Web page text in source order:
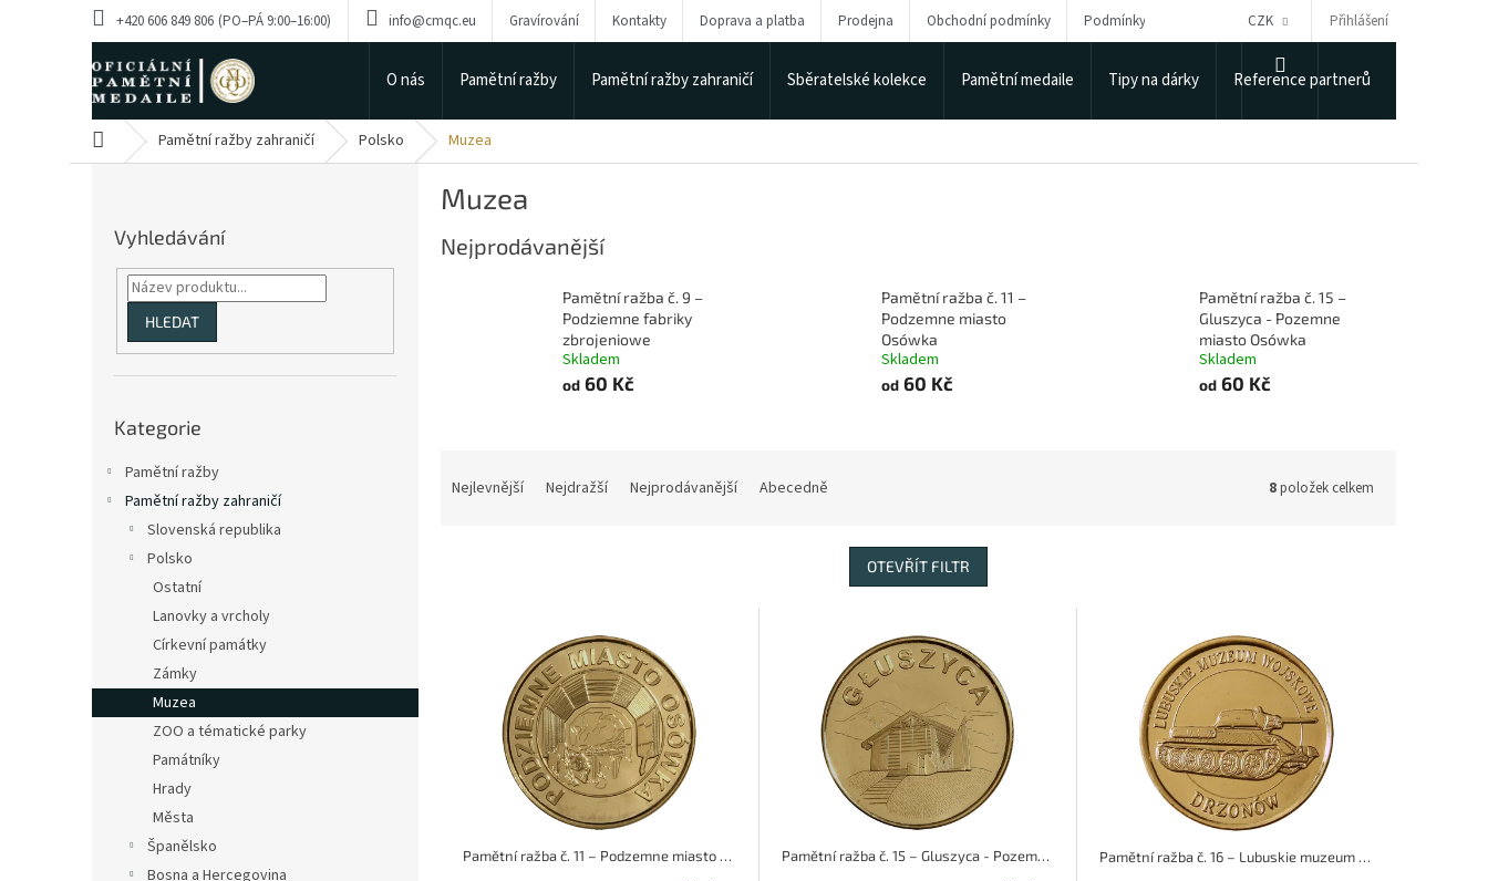
+420 606 849 806 info@cmqc.eu Gravírování Kontakty Doprava a platba Prodejna Obchodní podmínky Podmínky ochrany osobních údajů Puncovní úřad
CZK Přihlášení
O nás Pamětní ražby Pamětní ražby zahraničí Sběratelské kolekce Pamětní medaile Tipy na dárky Reference partnerů
Domů Pamětní ražby zahraničí Polsko Muzea
Vyhledávání
HLEDAT
kategorie
Kategorie
Pamětní ražby
Pamětní ražby zahraničí
Slovenská republika
Polsko
Ostatní
Lanovky a vrcholy
Církevní památky
Zámky
Muzea
ZOO a tématické parky
Památníky
Hrady
Města
Španělsko
Bosna a Hercegovina
Muzea
Nejprodávanější
Pamětní ražba č. 9 –
Podziemne fabriky
zbrojeniowe
Skladem
od 60 Kč
Pamětní ražba č. 11 –
Podzemne miasto
Osówka
Skladem
od60 Kč
Pamětní ražba č. 15 –
Gluszyca - Pozemne
miasto Osówka
Skladem
od 60 Kč
Nejlevnější Nejdražší Nejprodávanější Abecedně 8položek celkem
OTEVŘÍT FILTR
Pamětní ražba č. 11 – Podzemne miasto Osówka Pamětní ražba č. 15 – Gluszyca - Pozemne miasto Osówka Pamětní ražba č. 16 – Lubuskie muzeum wojskowe Drzonów